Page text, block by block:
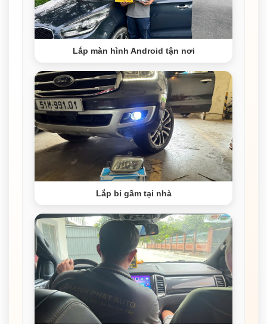
Lắp màn hình Android tận nơi
Lắp bi gầm tại nhà